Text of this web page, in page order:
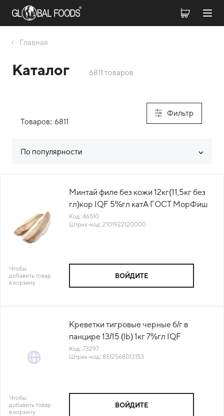
Главная
Каталог 6811 товаров
Фильтр
Товаров: 6811
По популярности
Минтай филе без кожи 12кг(11,5кг без
гл)кор IQF 5%гл катА ГОСТ МорФиш
(КОР)(КОД 46510)(-18°С)
Код: 46510
Штрих-код: 2101922120000
Чтобы
добавить товар
в корзину
ВОЙДИТЕ
Креветки тигровые черные б/г в
панцире 13/15 (lb) 1кг 7%гл IQF
Anchor™ CTG-66 Бангладеш (КОД
73297) (-18°С)
Код: 73297
Штрих-код: 8512568013153
Чтобы
добавить товар
в корзину
ВОЙДИТЕ